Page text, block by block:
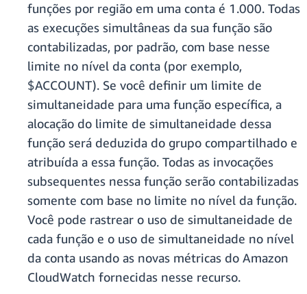
funções por região em uma conta é 1.000. Todas
as execuções simultâneas da sua função são
contabilizadas, por padrão, com base nesse
limite no nível da conta (por exemplo,
$ACCOUNT). Se você definir um limite de
simultaneidade para uma função específica, a
alocação do limite de simultaneidade dessa
função será deduzida do grupo compartilhado e
atribuída a essa função. Todas as invocações
subsequentes nessa função serão contabilizadas
somente com base no limite no nível da função.
Você pode rastrear o uso de simultaneidade de
cada função e o uso de simultaneidade no nível
da conta usando as novas métricas do Amazon
CloudWatch fornecidas nesse recurso.